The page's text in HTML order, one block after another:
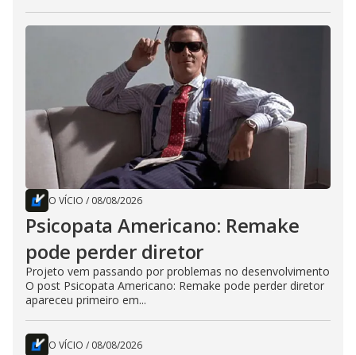
O VÍCIO / 08/08/2026
Psicopata Americano: Remake
pode perder diretor
Projeto vem passando por problemas no desenvolvimento
O post Psicopata Americano: Remake pode perder diretor
apareceu primeiro em...
O VÍCIO / 08/08/2026